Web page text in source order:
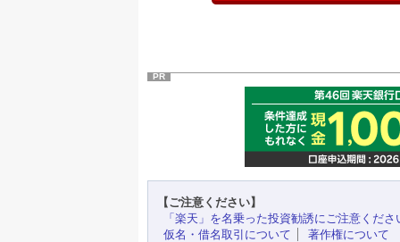
PR
【ご注意ください】
「楽天」を名乗った投資勧誘にご注意くださ
仮名・借名取引について
著作権について